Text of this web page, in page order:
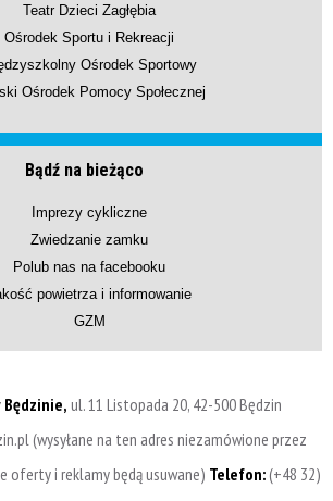
Teatr Dzieci Zagłębia
Ośrodek Sportu i Rekreacji
Ośrodek Sportowy
Ośrodek Pomocy Społecznej
Bądź na bieżąco
Imprezy cykliczne
Zwiedzanie zamku
Polub nas na facebooku
powietrza i informowanie
GZM
Będzinie,ul. 11 Listopada 20, 42-500 Będzin
(wysyłane na ten adres niezamówione przez
oferty i reklamy będą usuwane) Telefon:(+48 32)